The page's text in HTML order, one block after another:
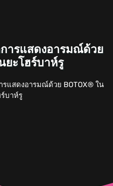
ารแสดงอารมณ์ด้วย
ยะโฮร์บาห์รู
รแสดงอารมณ์ด้วย BOTOX® ใน
บาห์รู